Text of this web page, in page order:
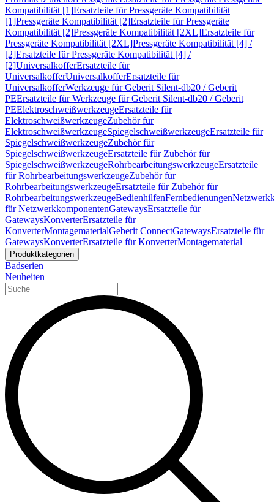
Kompatibilität [1]Ersatzteile für Pressgeräte Kompatibilität
[1]Pressgeräte Kompatibilität [2]Ersatzteile für Pressgeräte
Kompatibilität [2]Pressgeräte Kompatibilität [2XL]Ersatzteile für
Pressgeräte Kompatibilität [2XL]Pressgeräte Kompatibilität [4] /
[2]Ersatzteile für Pressgeräte Kompatibilität [4] /
[2]UniversalkofferErsatzteile für
UniversalkofferUniversalkofferErsatzteile für
UniversalkofferWerkzeuge für Geberit Silent-db20 / Geberit
PEErsatzteile für Werkzeuge für Geberit Silent-db20 / Geberit
PEElektroschweißwerkzeugeErsatzteile für
ElektroschweißwerkzeugeZubehör für
ElektroschweißwerkzeugeSpiegelschweißwerkzeugeErsatzteile für
SpiegelschweißwerkzeugeZubehör für
SpiegelschweißwerkzeugeErsatzteile für Zubehör für
SpiegelschweißwerkzeugeRohrbearbeitungswerkzeugeErsatzteile
für RohrbearbeitungswerkzeugeZubehör für
RohrbearbeitungswerkzeugeErsatzteile für Zubehör für
RohrbearbeitungswerkzeugeBedienhilfenFernbedienungen
für NetzwerkkomponentenGatewaysErsatzteile für
GatewaysKonverterErsatzteile für
KonverterMontagematerialGeberit ConnectGatewaysErsatzteile für
GatewaysKonverterErsatzteile für KonverterMontagematerial
Produktkategorien
Badserien
Neuheiten